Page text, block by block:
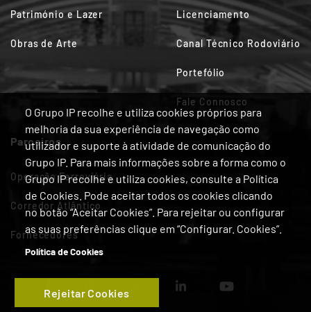
O Grupo IP recolhe e utiliza cookies próprios para
melhoria da sua experiência de navegação como
utilizador e suporte à atividade de comunicação do
Grupo IP. Para mais informações sobre a forma como o
Grupo IP recolhe e utiliza cookies, consulte a Política
de Cookies. Pode aceitar todos os cookies clicando
no botão “Aceitar Cookies”. Para rejeitar ou configurar
as suas preferências clique em “Configurar. Cookies”.
Política de Cookies
Rejeitar Cookies
Património e Lazer
Obras de Arte
Licenciamento
Canal Técnico Rodoviário
Portefólio
Fale Connosco
Parceiros
Operação Ferroviária
Corredor Atlântico
Fornecedores